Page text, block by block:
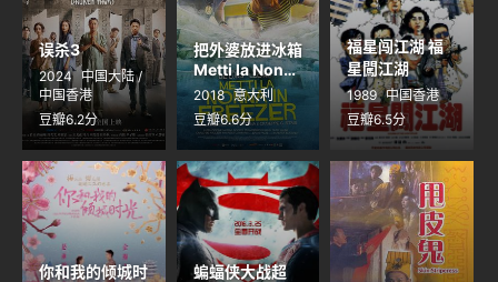
误杀3
2024 中国大陆 /
中国香港
豆瓣6.2分
把外婆放进冰箱
Metti la Nonna
in Freezer
2018 意大利
豆瓣6.6分
福星闯江湖 福
星闖江湖
1989 中国香港
豆瓣6.5分
你和我的倾城时
蝙蝠侠大战超